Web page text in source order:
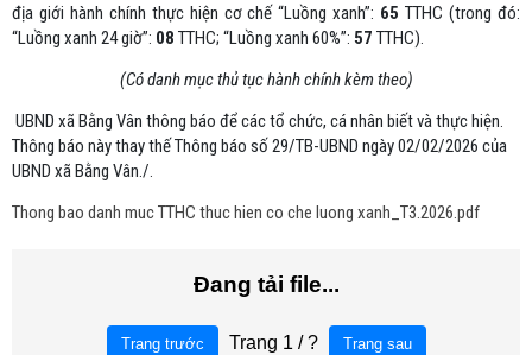
địa giới hành chính thực hiện cơ chế “Luồng xanh”: 65TTHC (trong đó:
“Luồng xanh 24 giờ”: 08 TTHC; “Luồng xanh 60%”: 57 TTHC).
(Có danh mục thủ tục hành chính kèm theo)
UBND xã Bằng Vân thông báo để các tổ chức, cá nhân biết và thực hiện.
Thông báo này thay thế Thông báo số 29/TB-UBND ngày 02/02/2026 của
UBND xã Bằng Vân./.
Thong bao danh muc TTHC thuc hien co che luong xanh_T3.2026.pdf